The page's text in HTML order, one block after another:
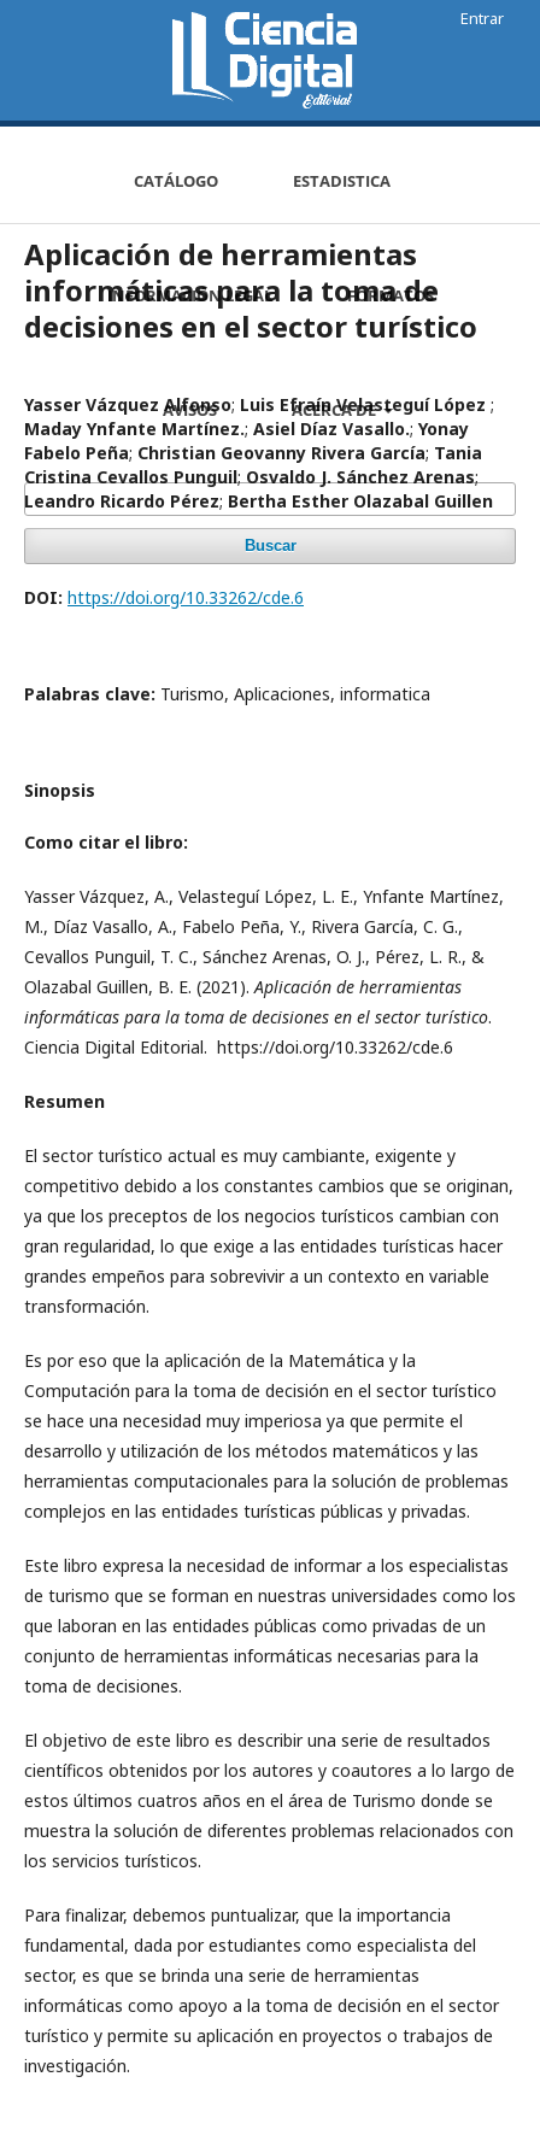
CATÁLOGO ESTADISTICA
INFORMACIÓN LEGAL FORMATOS
AVISOS ACERCA DE
Buscar
Entrar
Aplicación de herramientas
informáticas para la toma de
decisiones en el sector turístico
Yasser Vázquez Alfonso; Luis Efraín Velasteguí López ;
Maday Ynfante Martínez.; Asiel Díaz Vasallo.; Yonay
Fabelo Peña; Christian Geovanny Rivera García; Tania
Cristina Cevallos Punguil;Osvaldo J. Sánchez Arenas;
Leandro Ricardo Pérez; Bertha Esther Olazabal Guillen
DOI: https://doi.org/10.33262/cde.6
Palabras clave: Turismo, Aplicaciones, informatica
Sinopsis
Como citar el libro:
Yasser Vázquez, A., Velasteguí López, L. E., Ynfante Martínez,
M., Díaz Vasallo, A., Fabelo Peña, Y., Rivera García, C. G.,
Cevallos Punguil, T. C., Sánchez Arenas, O. J., Pérez, L. R., &
Olazabal Guillen, B. E. (2021).Aplicación de herramientas
informáticas para la toma de decisiones en el sector turístico.
Ciencia Digital Editorial. https://doi.org/10.33262/cde.6
Resumen
El sector turístico actual es muy cambiante, exigente y
competitivo debido a los constantes cambios que se originan,
ya que los preceptos de los negocios turísticos cambian con
gran regularidad, lo que exige a las entidades turísticas hacer
grandes empeños para sobrevivir a un contexto en variable
transformación.
Es por eso que la aplicación de la Matemática y la
Computación para la toma de decisión en el sector turístico
se hace una necesidad muy imperiosa ya que permite el
desarrollo y utilización de los métodos matemáticos y las
herramientas computacionales para la solución de problemas
complejos en las entidades turísticas públicas y privadas.
Este libro expresa la necesidad de informar a los especialistas
de turismo que se forman en nuestras universidades como los
que laboran en las entidades públicas como privadas de un
conjunto de herramientas informáticas necesarias para la
toma de decisiones.
El objetivo de este libro es describir una serie de resultados
científicos obtenidos por los autores y coautores a lo largo de
estos últimos cuatros años en el área de Turismo donde se
muestra la solución de diferentes problemas relacionados con
los servicios turísticos.
Para finalizar, debemos puntualizar, que la importancia
fundamental, dada por estudiantes como especialista del
sector, es que se brinda una serie de herramientas
informáticas como apoyo a la toma de decisión en el sector
turístico y permite su aplicación en proyectos o trabajos de
investigación.